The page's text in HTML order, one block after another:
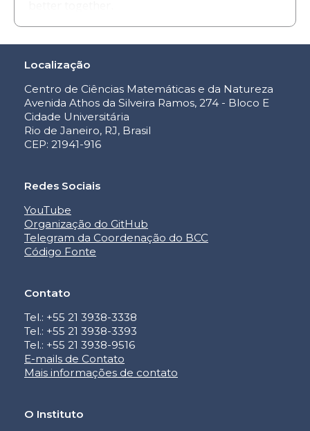
Localização
Centro de Ciências Matemáticas e da Natureza
Avenida Athos da Silveira Ramos, 274 - Bloco E
Cidade Universitária
Rio de Janeiro, RJ, Brasil
CEP: 21941-916
Redes Sociais
YouTube
Organização do GitHub
Telegram da Coordenação do BCC
Código Fonte
Contato
Tel.: +55 21 3938-3338
Tel.: +55 21 3938-3393
Tel.: +55 21 3938-9516
E-mails de Contato
Mais informações de contato
O Instituto